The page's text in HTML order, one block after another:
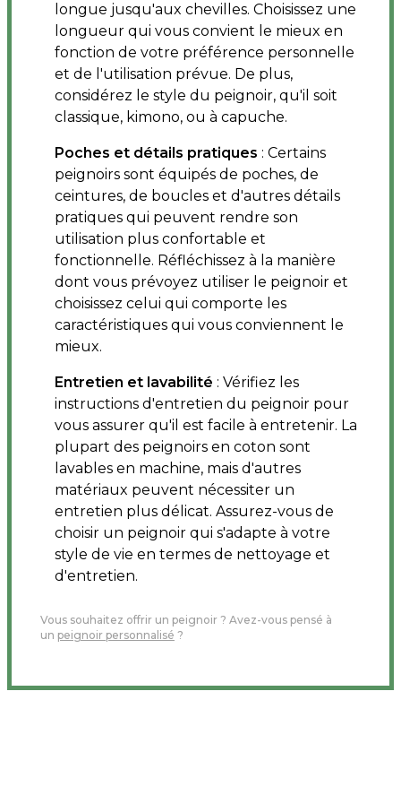
longue jusqu'aux chevilles. Choisissez une
longueur qui vous convient le mieux en
fonction de votre préférence personnelle
et de l'utilisation prévue. De plus,
considérez le style du peignoir, qu'il soit
classique, kimono, ou à capuche.
Poches et détails pratiques : Certains
peignoirs sont équipés de poches, de
ceintures, de boucles et d'autres détails
pratiques qui peuvent rendre son
utilisation plus confortable et
fonctionnelle. Réfléchissez à la manière
dont vous prévoyez utiliser le peignoir et
choisissez celui qui comporte les
caractéristiques qui vous conviennent le
mieux.
Entretien et lavabilité : Vérifiez les
instructions d'entretien du peignoir pour
vous assurer qu'il est facile à entretenir. La
plupart des peignoirs en coton sont
lavables en machine, mais d'autres
matériaux peuvent nécessiter un
entretien plus délicat. Assurez-vous de
choisir un peignoir qui s'adapte à votre
style de vie en termes de nettoyage et
d'entretien.
Vous souhaitez offrir un peignoir ? Avez-vous pensé à
un peignoir personnalisé ?